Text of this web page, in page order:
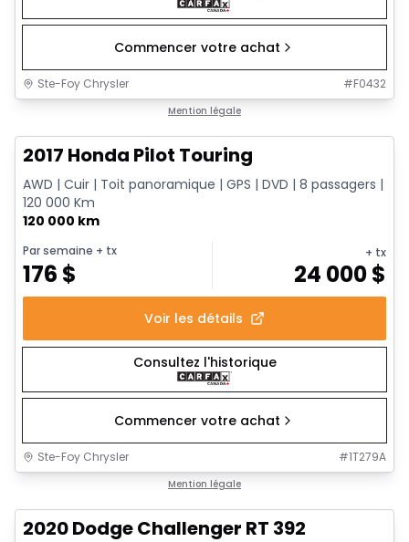
Commencer votre achat
Ste-Foy Chrysler #F0432
Mention légale
2017 Honda Pilot Touring
AWD | Cuir | Toit panoramique | GPS | DVD | 8 passagers |
120 000 Km
120 000 km
Par semaine + tx
176 $
+ tx
24 000$
Voir les détails
Consultez l'historique
Commencer votre achat
Ste-Foy Chrysler #1T279A
Mention légale
2020 Dodge Challenger RT 392